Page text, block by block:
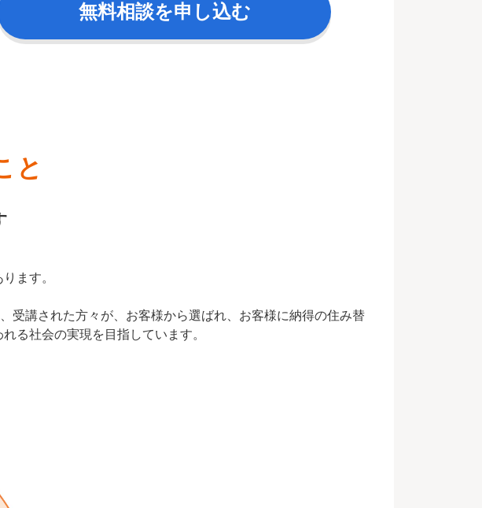
無料相談を申し込む
と
ます。
受講された方々が、お客様から選ばれ、お客様に納得の住み替
る社会の実現を目指しています。